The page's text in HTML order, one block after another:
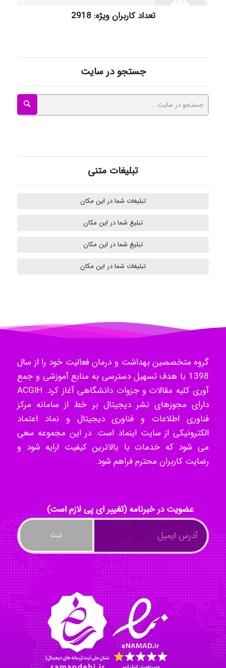
Nazaninkarkon
Mohammad
Tavan
akhtar shahsavandi
ayda habibnejad
Nazaninkarkon
Omid
Mehrab
تعداد کاربران ویژه: 2918
جستجو در سایت
تبلیغات متنی
تبلیغات شما در این مکان
تبلیغ شما در این مکان
تبلیغ شما در این مکان
تبلیغات شما در این مکان
گروه متخصصین بهداشت و درمان فعالیت خود را از سال
1398 با هدف تسهیل دسترسی به منابع آموزشی و جمع
آوری کلیه مقالات و جزوات دانشگاهی آغاز کرد. ACGIH
دارای مجوزهای نشر دیجیتال بر خط از سامانه مرکز
فناوری اطلاعات و فناوری دیجیتال و نماد اعتماد
الکترونیکی از سایت اینماد است. در این مجموعه سعی
می شود که خدمات با بالاترین کیفیت ارایه شود و
رضایت کاربران محترم فراهم شود.
عضویت در خبرنامه (تغییر ای پی لازم است)